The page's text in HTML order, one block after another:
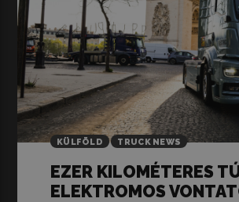
KÜLFÖLD TRUCK NEWS
EZER KILOMÉTERES
ELEKTROMOS